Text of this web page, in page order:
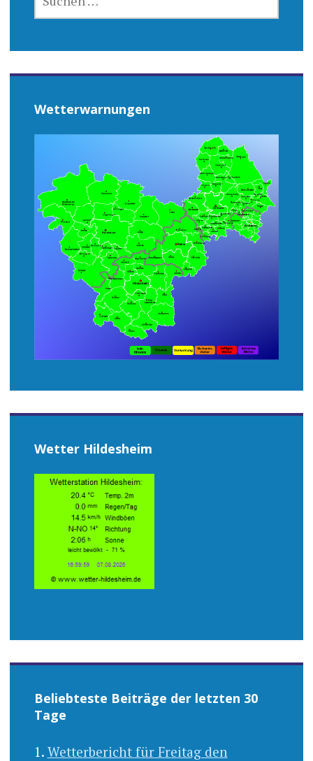
NACH:
Wetterwarnungen
Wetter Hildesheim
Beliebteste Beiträge der letzten 30
Tage
Wetterbericht für Freitag den